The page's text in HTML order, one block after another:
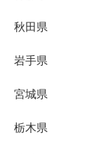
秋田県
岩手県
宮城県
栃木県